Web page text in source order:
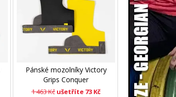
Pánské mozolníky Victory
Grips Conquer
1 463 Kč ušetříte 73 Kč